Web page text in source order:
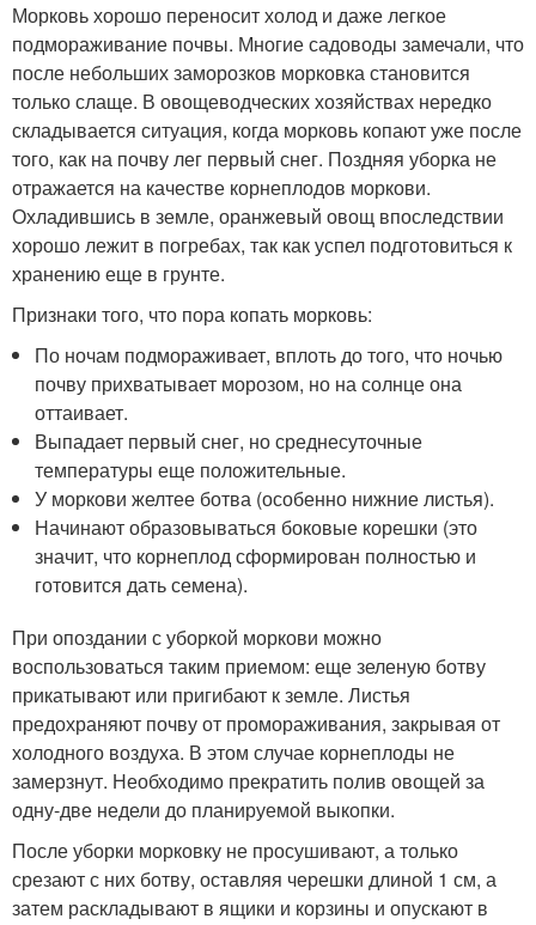
Морковь хорошо переносит холод и даже легкое
подмораживание почвы. Многие садоводы замечали, что
после небольших заморозков морковка становится
только слаще. В овощеводческих хозяйствах нередко
складывается ситуация, когда морковь копают уже после
того, как на почву лег первый снег. Поздняя уборка не
отражается на качестве корнеплодов моркови.
Охладившись в земле, оранжевый овощ впоследствии
хорошо лежит в погребах, так как успел подготовиться к
хранению еще в грунте.
Признаки того, что пора копать морковь:
По ночам подмораживает, вплоть до того, что ночью
почву прихватывает морозом, но на солнце она
оттаивает.
Выпадает первый снег, но среднесуточные
температуры еще положительные.
У моркови желтее ботва (особенно нижние листья).
Начинают образовываться боковые корешки (это
значит, что корнеплод сформирован полностью и
готовится дать семена).
При опоздании с уборкой моркови можно
воспользоваться таким приемом: еще зеленую ботву
прикатывают или пригибают к земле. Листья
предохраняют почву от промораживания, закрывая от
холодного воздуха. В этом случае корнеплоды не
замерзнут. Необходимо прекратить полив овощей за
одну-две недели до планируемой выкопки.
После уборки морковку не просушивают, а только
срезают с них ботву, оставляя черешки длиной 1 см, а
затем раскладывают в ящики и корзины и опускают в